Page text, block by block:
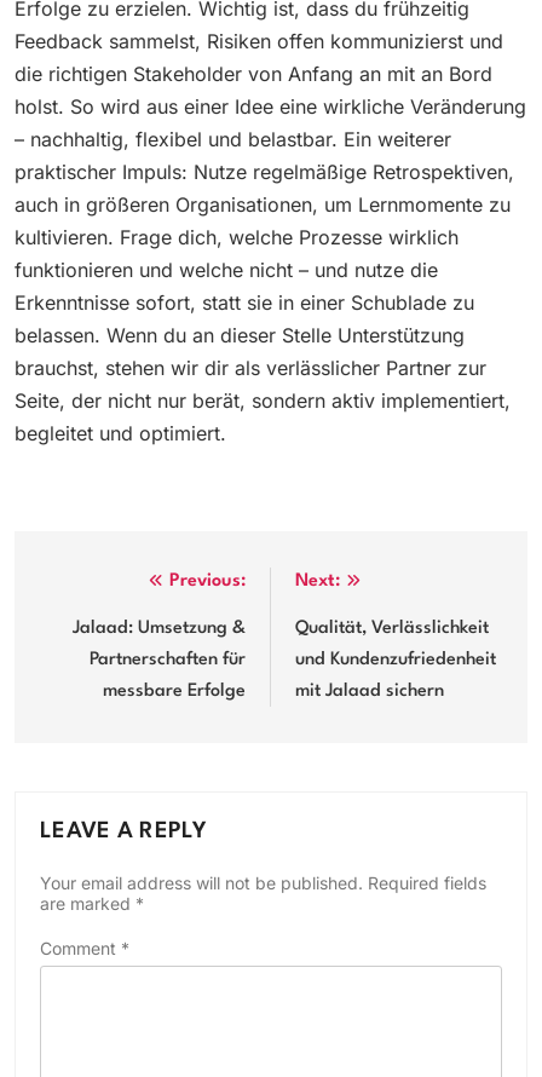
Erfolge zu erzielen. Wichtig ist, dass du frühzeitig
Feedback sammelst, Risiken offen kommunizierst und
die richtigen Stakeholder von Anfang an mit an Bord
holst. So wird aus einer Idee eine wirkliche Veränderung
– nachhaltig, flexibel und belastbar. Ein weiterer
praktischer Impuls: Nutze regelmäßige Retrospektiven,
auch in größeren Organisationen, um Lernmomente zu
kultivieren. Frage dich, welche Prozesse wirklich
funktionieren und welche nicht – und nutze die
Erkenntnisse sofort, statt sie in einer Schublade zu
belassen. Wenn du an dieser Stelle Unterstützung
brauchst, stehen wir dir als verlässlicher Partner zur
Seite, der nicht nur berät, sondern aktiv implementiert,
begleitet und optimiert.
navigation
Previous:
Jalaad: Umsetzung &
Partnerschaften für
messbare Erfolge
Next:
Qualität, Verlässlichkeit
und Kundenzufriedenheit
mit Jalaad sichern
LEAVE A REPLY
Your email address will not be published. Required fields
are marked *
Comment *